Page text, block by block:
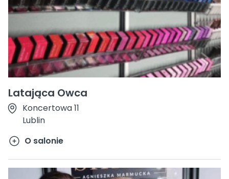
Latająca Owca
Koncertowa 11
Lublin
O salonie